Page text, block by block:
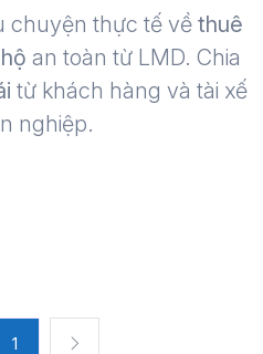
chuyện thực tế về thuê
an toàn từ LMD. Chia
từ khách hàng và tài xế
nghiệp.
1